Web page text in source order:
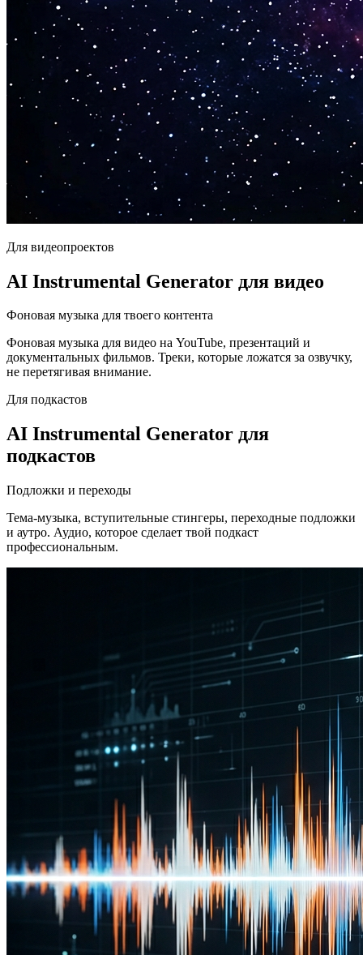
Для видеопроектов
AI Instrumental Generator для видео
Фоновая музыка для твоего контента
Фоновая музыка для видео на YouTube, презентаций и
документальных фильмов. Треки, которые ложатся за озвучку,
не перетягивая внимание.
Для подкастов
AI Instrumental Generator для
подкастов
Подложки и переходы
Тема-музыка, вступительные стингеры, переходные подложки
и аутро. Аудио, которое сделает твой подкаст
профессиональным.